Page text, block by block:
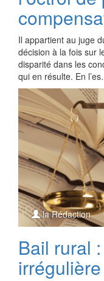
Il appartient au juge
décision à la fois sur
disparité dans les
qui en résulte. En
la Rédaction
Bail rural
irrégulière